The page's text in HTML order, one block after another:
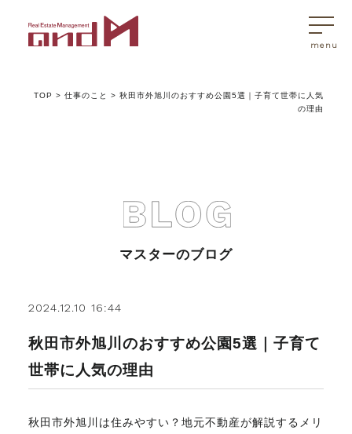
トップページ
アンドエムが選ばれる理由
不動産のお悩み解決
TOP >仕事のこと >秋田市外旭川のおすすめ公園5選｜子育て世帯に人気
の理由
マスターのブログ
2024.12.10 16:44
秋田市外旭川のおすすめ公園5選｜子育て
世帯に人気の理由
秋田市外旭川は住みやすい？地元不動産が解説するメリ